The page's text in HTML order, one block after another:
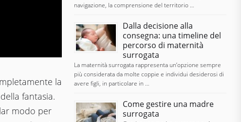
la
fantasia.
modo per
navigazione, la comprensione del territorio …
Dalla decisione alla
consegna: una timeline del
percorso di maternità
surrogata
La maternità surrogata rappresenta un’opzione sempre
più considerata da molte coppie e individui desiderosi di
avere figli, in particolare in …
Come gestire una madre
surrogata